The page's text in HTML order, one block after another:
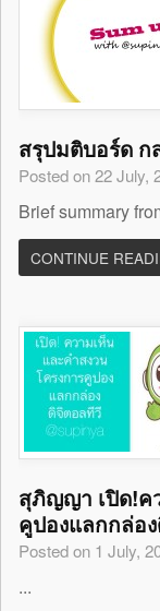
สรุปมติบอร์ด ก
Posted on 22 July,
Brief summary
CONTINUE
สุภิญญา เปิด!ค
คูปองแลกกล่อ
Posted on 1 July,
...